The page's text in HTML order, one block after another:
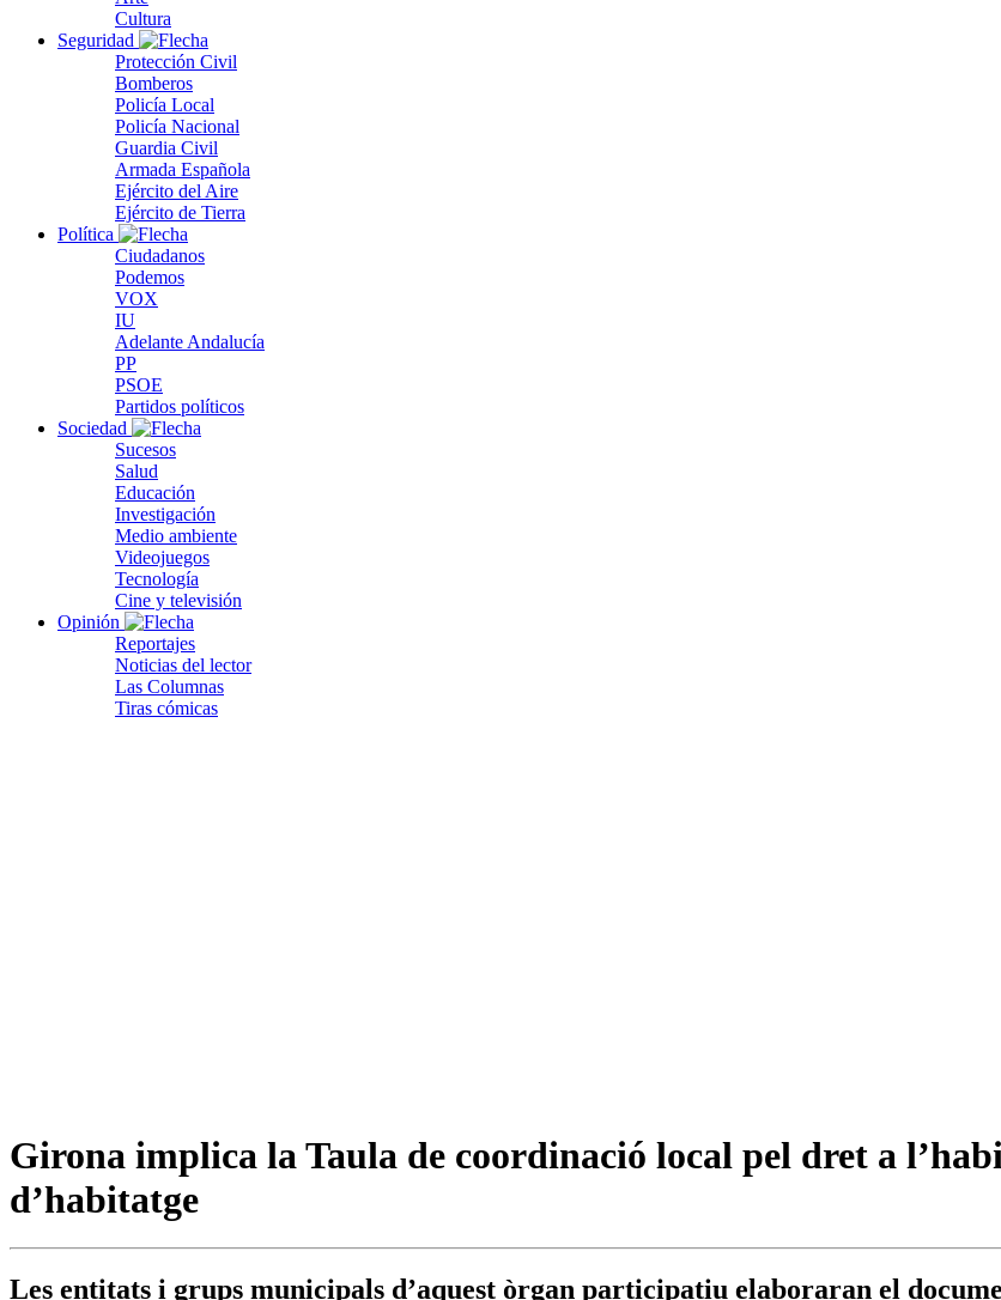
Cultura
Seguridad
Protección Civil
Bomberos
Policía Local
Policía Nacional
Guardia Civil
Armada Española
Ejército del Aire
Ejército de Tierra
Política
Ciudadanos
Podemos
VOX
IU
Adelante Andalucía
PP
PSOE
Partidos políticos
Sociedad
Sucesos
Salud
Educación
Investigación
Medio ambiente
Videojuegos
Tecnología
Cine y televisión
Opinión
Reportajes
Noticias del lector
Las Columnas
Tiras cómicas
Girona implica la Taula de coordinació local pel dret a
d’habitatge
Les entitats i grups municipals d’aquest òrgan participatiu elaboraran el